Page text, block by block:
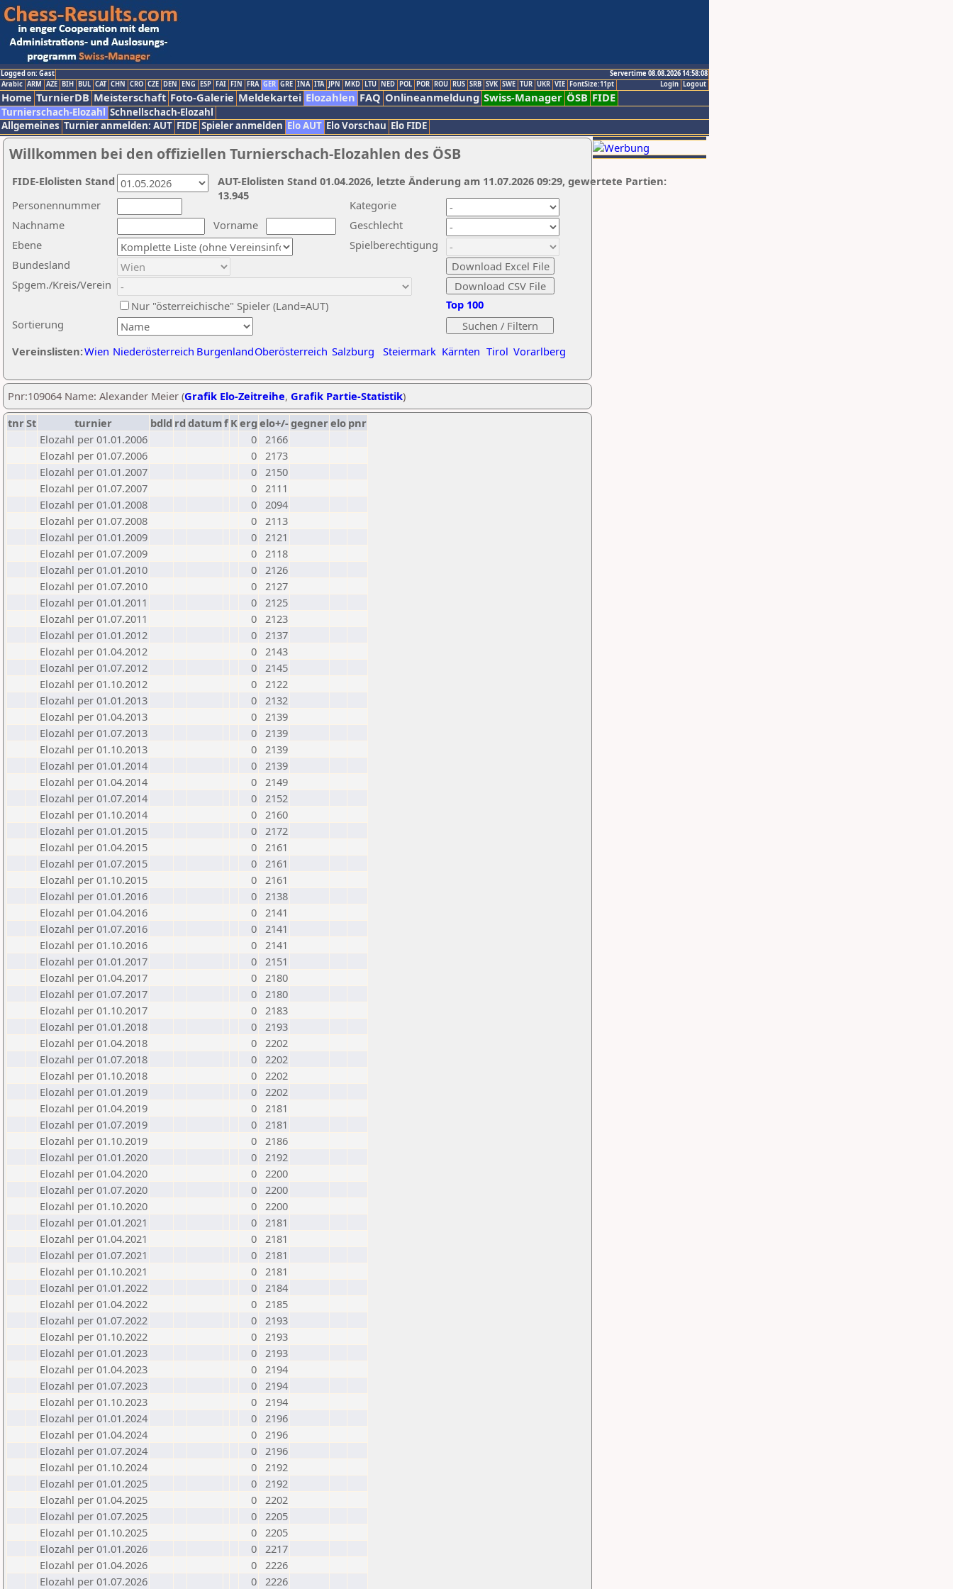
Logged on: Gast
Servertime 08.08.2026 14:58:08
Logout
Login
Arabic ARM AZE BIH BUL CAT CHN CRO CZE DEN ENG ESP FAI FIN FRA GER GRE INA ITA JPN MKD LTU NED POL POR ROU RUS SRB SVK SWE TUR UKR VIE FontSize:11pt
Home TurnierDB Meisterschaft Foto-Galerie Meldekartei Elozahlen FAQ Onlineanmeldung Swiss-Manager ÖSB FIDE
Turnierschach-Elozahl Schnellschach-Elozahl
Allgemeines Turnier anmelden: AUT FIDE Spieler anmelden Elo AUT Elo Vorschau Elo FIDE
Willkommen bei den offiziellen Turnierschach-Elozahlen des ÖSB
Nachname
Vorname
Ebene
Kategorie
Sortierung
Personennummer
Bundesland
Spgem./Kreis/Verein
Geschlecht
Nur "österreichische" Spieler (Land=AUT)
Spielberechtigung
Vereinslisten:Wien Niederösterreich BurgenlandOberösterreich Salzburg Steiermark Kärnten Tirol Vorarlberg
Top 100
AUT-Elolisten Stand 01.04.2026, letzte Änderung am 11.07.2026 09:29, gewertete Partien:
13.945
FIDE-Elolisten Stand
Pnr:109064 Name: Alexander Meier (Grafik Elo-Zeitreihe, Grafik Partie-Statistik)
tnrSt turnier bdld rd datumf Kerg elo+/-gegnerelo pnr
Elozahl per 01.01.2006
0 2166
Elozahl per 01.07.2006
0 2173
Elozahl per 01.01.2007
0 2150
Elozahl per 01.07.2007
0 2111
Elozahl per 01.01.2008
0 2094
Elozahl per 01.07.2008
0 2113
Elozahl per 01.01.2009
0 2121
Elozahl per 01.07.2009
0 2118
Elozahl per 01.01.2010
0 2126
Elozahl per 01.07.2010
0 2127
Elozahl per 01.01.2011
0 2125
Elozahl per 01.07.2011
0 2123
Elozahl per 01.01.2012
0 2137
Elozahl per 01.04.2012
0 2143
Elozahl per 01.07.2012
0 2145
Elozahl per 01.10.2012
0 2122
Elozahl per 01.01.2013
0 2132
Elozahl per 01.04.2013
0 2139
Elozahl per 01.07.2013
0 2139
Elozahl per 01.10.2013
0 2139
Elozahl per 01.01.2014
0 2139
Elozahl per 01.04.2014
0 2149
Elozahl per 01.07.2014
0 2152
Elozahl per 01.10.2014
0 2160
Elozahl per 01.01.2015
0 2172
Elozahl per 01.04.2015
0 2161
Elozahl per 01.07.2015
0 2161
Elozahl per 01.10.2015
0 2161
Elozahl per 01.01.2016
0 2138
Elozahl per 01.04.2016
0 2141
Elozahl per 01.07.2016
0 2141
Elozahl per 01.10.2016
0 2141
Elozahl per 01.01.2017
0 2151
Elozahl per 01.04.2017
0 2180
Elozahl per 01.07.2017
0 2180
Elozahl per 01.10.2017
0 2183
Elozahl per 01.01.2018
0 2193
Elozahl per 01.04.2018
0 2202
Elozahl per 01.07.2018
0 2202
Elozahl per 01.10.2018
0 2202
Elozahl per 01.01.2019
0 2202
Elozahl per 01.04.2019
0 2181
Elozahl per 01.07.2019
0 2181
Elozahl per 01.10.2019
0 2186
Elozahl per 01.01.2020
0 2192
Elozahl per 01.04.2020
0 2200
Elozahl per 01.07.2020
0 2200
Elozahl per 01.10.2020
0 2200
Elozahl per 01.01.2021
0 2181
Elozahl per 01.04.2021
0 2181
Elozahl per 01.07.2021
0 2181
Elozahl per 01.10.2021
0 2181
Elozahl per 01.01.2022
0 2184
Elozahl per 01.04.2022
0 2185
Elozahl per 01.07.2022
0 2193
Elozahl per 01.10.2022
0 2193
Elozahl per 01.01.2023
0 2193
Elozahl per 01.04.2023
0 2194
Elozahl per 01.07.2023
0 2194
Elozahl per 01.10.2023
0 2194
Elozahl per 01.01.2024
0 2196
Elozahl per 01.04.2024
0 2196
Elozahl per 01.07.2024
0 2196
Elozahl per 01.10.2024
0 2192
Elozahl per 01.01.2025
0 2192
Elozahl per 01.04.2025
0 2202
Elozahl per 01.07.2025
0 2205
Elozahl per 01.10.2025
0 2205
Elozahl per 01.01.2026
0 2217
Elozahl per 01.04.2026
0 2226
Elozahl per 01.07.2026
0 2226